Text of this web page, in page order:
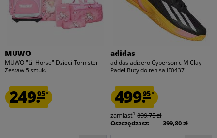
MUWO
MUWO "Lil Horse" Dzieci Tornister
Zestaw 5 sztuk.
249.95*
adidas
adidas adizero Cybersonic M Clay
Padel Buty do tenisa IF0437
499.95*
zamiast1 899,75 zł
Oszczędzasz:
399,80 zł